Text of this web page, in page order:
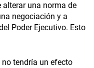
alterar una norma de
negociación y a
Poder Ejecutivo. Esto
tendría un efecto